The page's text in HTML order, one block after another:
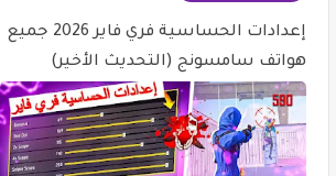
إعدادات الحساسية فري فاير 2026 جميع
هواتف سامسونج (التحديث الأخير)